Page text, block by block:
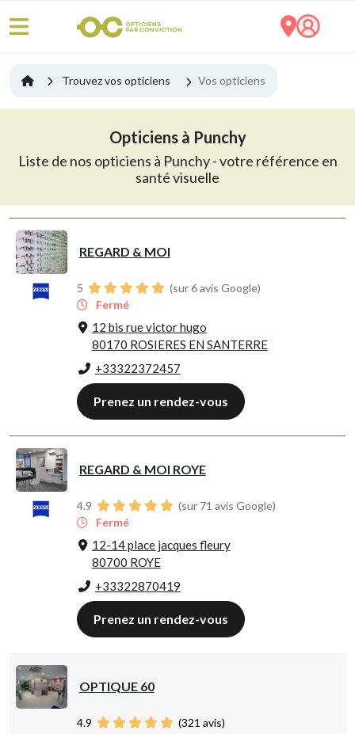
Trouvez vos opticiens Vos opticiens
Opticiens à Punchy
Liste de nos opticiens à Punchy - votre référence en
santé visuelle
REGARD & MOI
5
(sur 6 avis Google)
Fermé
12 bis rue victor hugo
80170 ROSIERES EN SANTERRE
+33322372457
Prenez un rendez-vous
REGARD & MOI ROYE
4.9
(sur 71 avis Google)
Fermé
12-14 place jacques fleury
80700 ROYE
+33322870419
Prenez un rendez-vous
OPTIQUE 60
4.9 (321 avis)